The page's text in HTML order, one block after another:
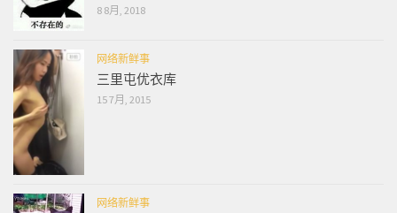
8 8月, 2018
网络新鲜事
三里屯优衣库
15 7月, 2015
网络新鲜事